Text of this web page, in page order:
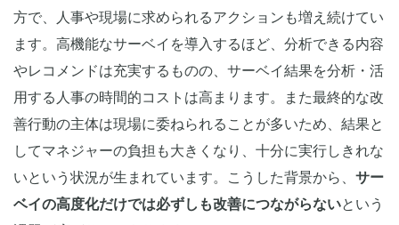
方で、人事や現場に求められるアクションも増え続けてい
ます。高機能なサーベイを導入するほど、分析できる内容
やレコメンドは充実するものの、サーベイ結果を分析・活
用する人事の時間的コストは高まります。また最終的な改
善行動の主体は現場に委ねられることが多いため、結果と
してマネジャーの負担も大きくなり、十分に実行しきれな
いという状況が生まれています。こうした背景から、 サー
ベイの高度化だけでは必ずしも改善につながらないという